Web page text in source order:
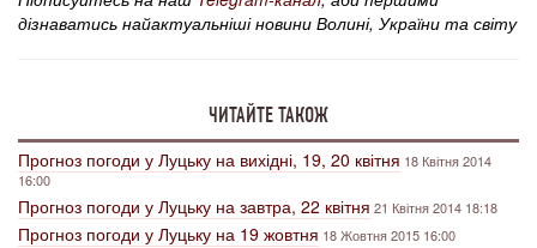
дізнаватись найактуальніші новини Волині, України та світу
ЧИТАЙТЕ ТАКОЖ
Прогноз погоди у Луцьку на вихідні, 19, 20 квітня 18 Квітня 2014
16:00
Прогноз погоди у Луцьку на завтра, 22 квітня 21 Квітня 2014 18:18
Прогноз погоди у Луцьку на 19 жовтня 18 Жовтня 2015 16:00